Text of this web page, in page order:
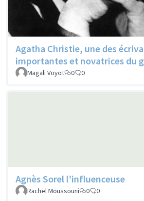
Agatha Christie, une des
importantes et novatrices du
Magali Voyot 0 0
Agnès Sorel l'influenceuse
Rachel Moussouni 0 0